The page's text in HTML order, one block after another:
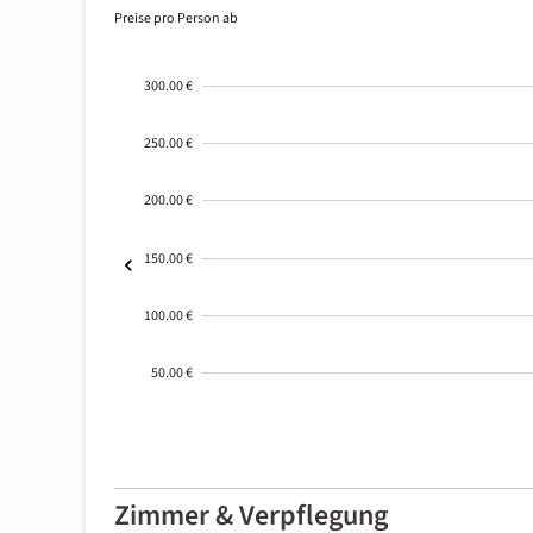
Preise pro Person ab
300.00 €
250.00 €
200.00 €
150.00 €
100.00 €
50.00 €
01-02
Zimmer & Verpflegung